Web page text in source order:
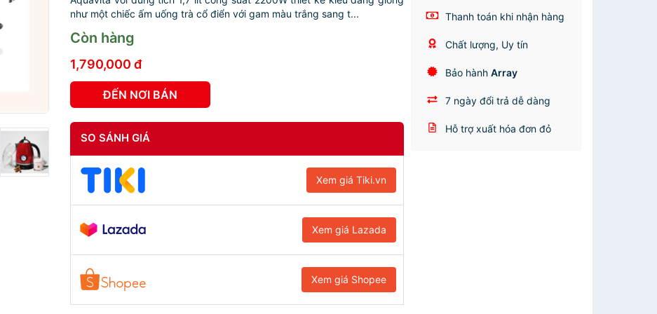
như một chiếc ấm uống trà cổ điển với gam màu trắng sang t...
Còn hàng
1,790,000 đ
ĐẾN NƠI BÁN
SO SÁNH GIÁ
Xem giá Tiki.vn
Xem giá Lazada
Xem giá Shopee
Thanh toán khi nhận hàng
Chất lượng, Uy tín
Bảo hànhArray
7 ngày đổi trả dễ dàng
Hỗ trợ xuất hóa đơn đỏ